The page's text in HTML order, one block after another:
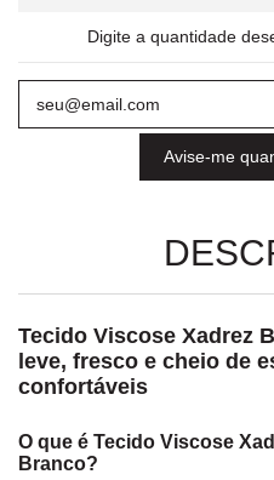
Digite a quantidade
Avise-me
Tecido Viscose Xadrez
leve, fresco e cheio de
confortáveis
O que é Tecido Viscose
Branco?